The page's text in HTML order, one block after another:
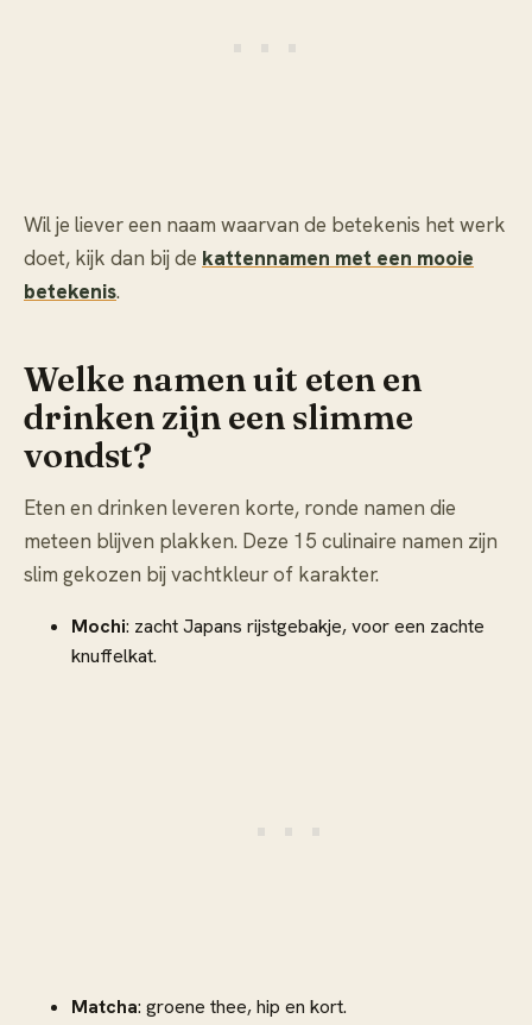
Wil je liever een naam waarvan de betekenis het werk
doet, kijk dan bij de kattennamen met een mooie
betekenis.
Welke namen uit eten en
drinken zijn een slimme
vondst?
Eten en drinken leveren korte, ronde namen die
meteen blijven plakken. Deze 15 culinaire namen zijn
slim gekozen bij vachtkleur of karakter.
Mochi: zacht Japans rijstgebakje, voor een zachte
knuffelkat.
Matcha: groene thee, hip en kort.